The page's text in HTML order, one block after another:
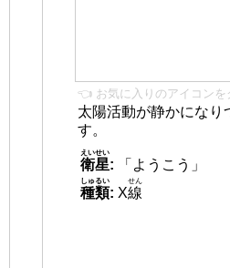
👈 お気に入りのアイコンを
太陽活動が静かになり
す。
衛星
えいせい
:
「ようこう」
種類
しゅるい
: X線
せん